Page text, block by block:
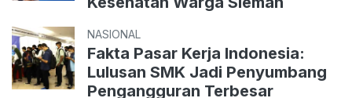
NASIONAL
Fakta Pasar Kerja Indonesia:
Lulusan SMK Jadi Penyumbang
Pengangguran Terbesar